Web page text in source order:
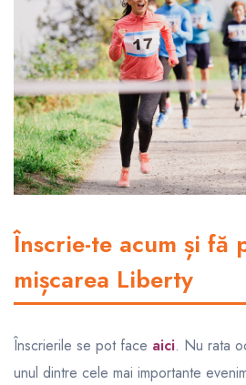
Înscrie-te acum și fă
mișcarea Liberty
Înscrierile se pot face aici. Nu rata
unul dintre cele mai importante